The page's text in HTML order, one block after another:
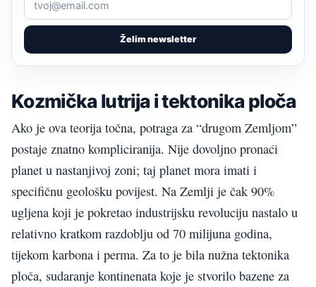
Želim newsletter
Kozmička lutrija i tektonika ploča
Ako je ova teorija točna, potraga za “drugom Zemljom”
postaje znatno kompliciranija. Nije dovoljno pronaći
planet u nastanjivoj zoni; taj planet mora imati i
specifičnu geološku povijest. Na Zemlji je čak 90%
ugljena koji je pokretao industrijsku revoluciju nastalo u
relativno kratkom razdoblju od 70 milijuna godina,
tijekom karbona i perma. Za to je bila nužna tektonika
ploča, sudaranje kontinenata koje je stvorilo bazene za